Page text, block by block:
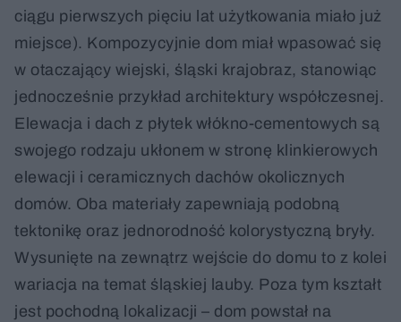
ciągu pierwszych pięciu lat użytkowania miało już
miejsce). Kompozycyjnie dom miał wpasować się
w otaczający wiejski, śląski krajobraz, stanowiąc
jednocześnie przykład architektury współczesnej.
Elewacja i dach z płytek włókno-cementowych są
swojego rodzaju ukłonem w stronę klinkierowych
elewacji i ceramicznych dachów okolicznych
domów. Oba materiały zapewniają podobną
tektonikę oraz jednorodność kolorystyczną bryły.
Wysunięte na zewnątrz wejście do domu to z kolei
wariacja na temat śląskiej lauby. Poza tym kształt
jest pochodną lokalizacji – dom powstał na